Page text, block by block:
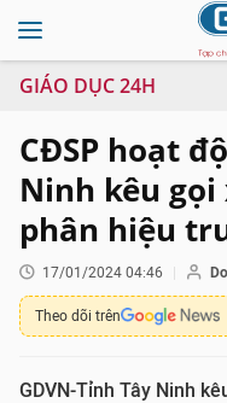
GIÁO DỤC 24H
CĐSP hoạt
Ninh kêu
phân hiệu
17/01/2024 04:46
Theo dõi trên
GDVN-Tỉnh Tây Ninh